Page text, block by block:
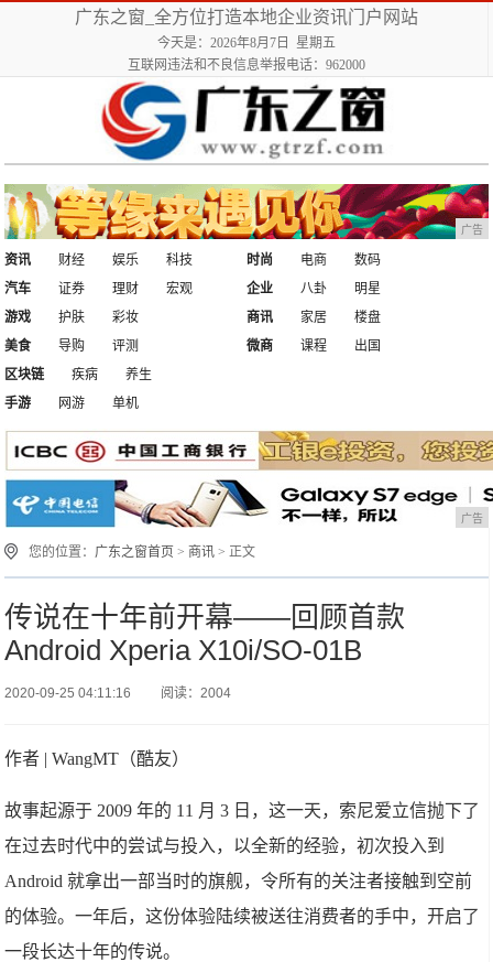
广东之窗_全方位打造本地企业资讯门户网站
今天是：2026年8月7日 星期五
互联网违法和不良信息举报电话：962000
广告
资讯 财经 娱乐
科技
汽车
证券 理财 宏观
时尚 电商
数码
企业
八卦
明星
游戏
护肤
彩妆
美食
导购 评测
商讯 家居
楼盘
微商
课程
出国
区块链
疾病
养生
手游
网游 单机
广告
您的位置： 广东之窗首页 > 商讯 > 正文
传说在十年前开幕——回顾首款
Android Xperia X10i/SO-01B
2020-09-25 04:11:16 阅读：2004
作者 | WangMT（酷友）
故事起源于 2009 年的 11 月 3 日，这一天，索尼爱立信抛下了
在过去时代中的尝试与投入，以全新的经验，初次投入到
Android 就拿出一部当时的旗舰，令所有的关注者接触到空前
的体验。一年后，这份体验陆续被送往消费者的手中，开启了
一段长达十年的传说。